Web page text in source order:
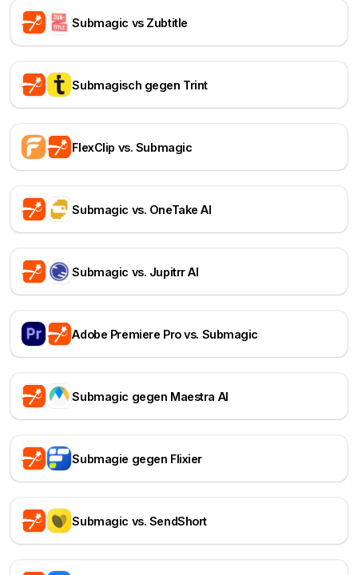
Submagic vs Zubtitle
Submagisch gegen Trint
FlexClip vs. Submagic
Submagic vs. OneTake AI
Submagic vs. Jupitrr AI
Adobe Premiere Pro vs. Submagic
Submagic gegen Maestra AI
Submagie gegen Flixier
Submagic vs. SendShort